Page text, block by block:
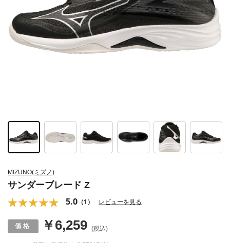
MIZUNO(ミズノ)
サンダーブレード Z
5.0 （1） レビューを見る
￥6,259 (税込)